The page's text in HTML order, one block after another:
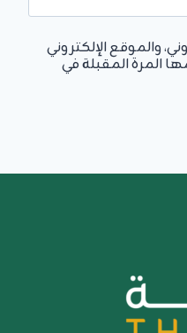
والموقع الإلكتروني
المرة المقبلة في